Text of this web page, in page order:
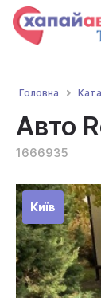
Головна
Авто
1666935
Київ